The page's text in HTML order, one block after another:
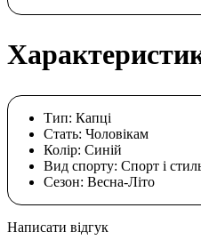
Тип: Капці
Стать: Чоловікам
Колір: Cиній
Вид спорту: Спорт і
Сезон: Весна-Літо
Написати відгук